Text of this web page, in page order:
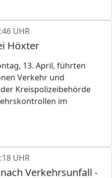
UHR
Höxter
13. April, führten
Verkehr und
Kreispolizeibehörde
im
UHR
Verkehrsunfall -